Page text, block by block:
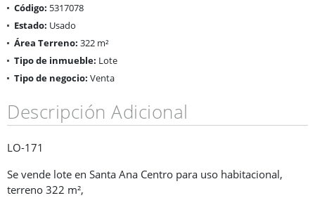
Código: 5317078
Estado: Usado
Área Terreno: 322 m²
Tipo de inmueble: Lote
Tipo de negocio: Venta
Descripción Adicional
LO-171
Se vende lote en Santa Ana Centro para uso habitacional,
terreno 322 m²,